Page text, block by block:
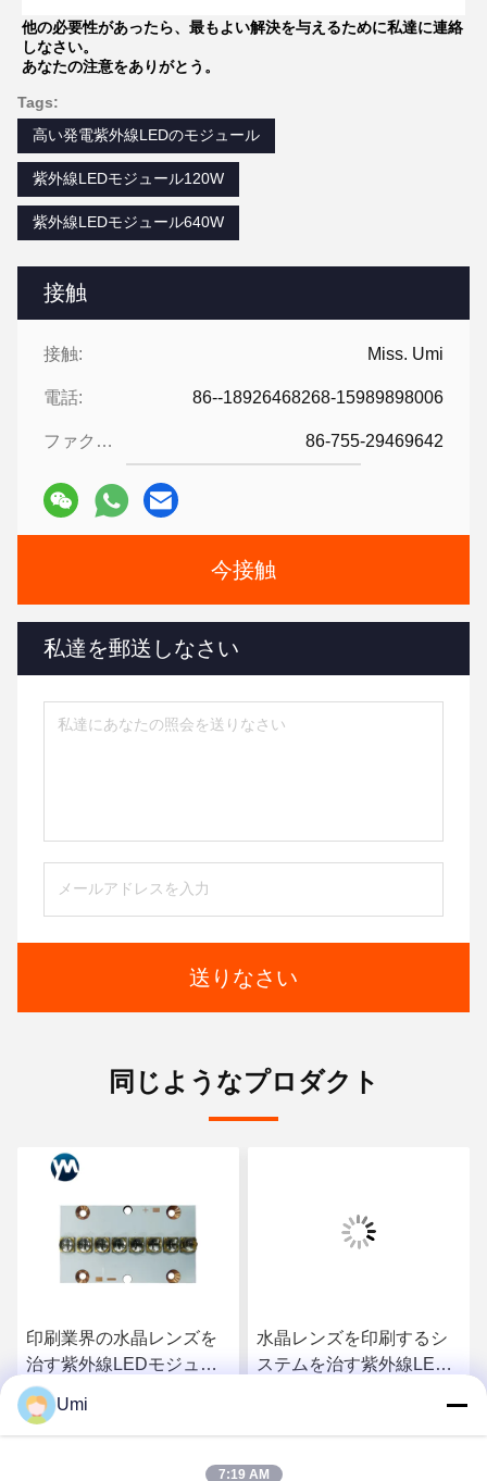
接触
接触: Miss. Umi
電話: 86--18926468268-15989898006
ファクシミリ: 86-755-29469642
今接触
私達を郵送しなさい
送りなさい
他の必要性があったら、最もよい解決を与えるために私達に連絡
しなさい。
あなたの注意をありがとう。
Tags:
高い発電紫外線LEDのモジュール
紫外線LEDモジュール120W
紫外線LEDモジュール640W
同じようなプロダクト
印刷業界の水晶レンズを
治す紫外線LEDモジュー
ル80W LEDモジュール ラ
イト紫外線インク
最もよい価格を得なさ
水晶レンズを印刷するシ
ステムを治す紫外線LED
LED最もよい価格を得なさ
Umi
7:19 AM